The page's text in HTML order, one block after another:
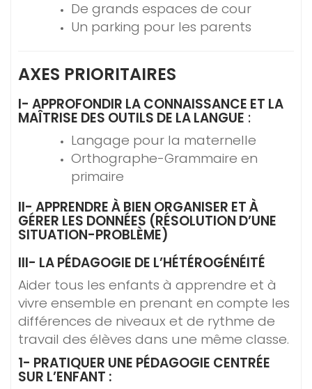
De grands espaces de cour
Un parking pour les parents
AXES PRIORITAIRES
I- APPROFONDIR LA CONNAISSANCE ET LA
MAÎTRISE DES OUTILS DE LA LANGUE :
Langage pour la maternelle
Orthographe-Grammaire en
primaire
II- APPRENDRE À BIEN ORGANISER ET À
GÉRER LES DONNÉES (RÉSOLUTION D’UNE
SITUATION-PROBLÈME)
III- LA PÉDAGOGIE DE L’HÉTÉROGÉNÉITÉ
Aider tous les enfants à apprendre et à
vivre ensemble en prenant en compte les
différences de niveaux et de rythme de
travail des élèves dans une même classe.
1- PRATIQUER UNE PÉDAGOGIE CENTRÉE
SUR L’ENFANT :